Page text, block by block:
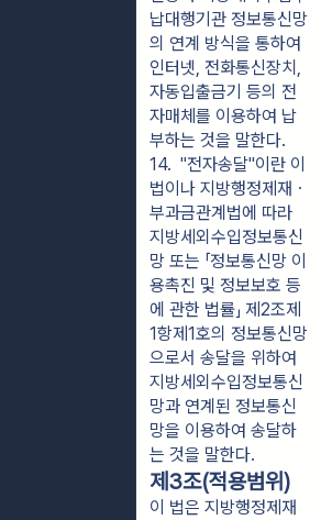
납대행기관 정보통신망
의 연계 방식을 통하여
인터넷, 전화통신장치,
자동입출금기 등의 전
자매체를 이용하여 납
부하는 것을 말한다.
14.  "전자송달"이란 이
법이나 지방행정제재ㆍ
부과금관계법에 따라
지방세외수입정보통신
망 또는 「정보통신망 이
용촉진 및 정보보호 등
에 관한 법률」 제2조제
1항제1호의 정보통신망
으로서 송달을 위하여
지방세외수입정보통신
망과 연계된 정보통신
망을 이용하여 송달하
는 것을 말한다.
제3조(적용범위)
이 법은 지방행정제재